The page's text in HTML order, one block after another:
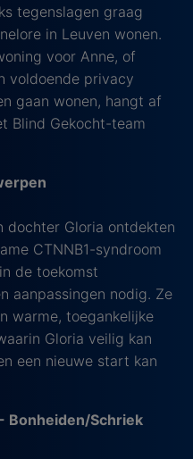
tegenslagen graag
in Leuven wonen.
voor Anne, of
voldoende privacy
gaan wonen, hangt af
Blind Gekocht-team
dochter Gloria ontdekten
CTNNB1-syndroom
de toekomst
aanpassingen nodig. Ze
warme, toegankelijke
Gloria veilig kan
een nieuwe start kan
Bonheiden/Schriek